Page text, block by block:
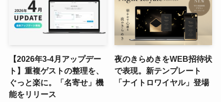
【2026年3-4月アップデー
ト】重複ゲストの整理を、
ぐっと楽に。「名寄せ」機
能をリリース
夜のきらめきをWEB招待状
で表現。新テンプレート
「ナイトロワイヤル」登場